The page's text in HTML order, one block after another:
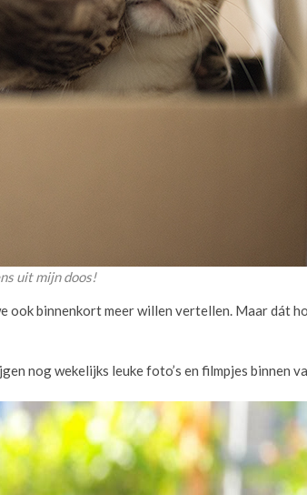
uit mijn doos!
binnenkort meer willen vertellen. Maar dát
nog wekelijks leuke foto’s en filmpjes binnen